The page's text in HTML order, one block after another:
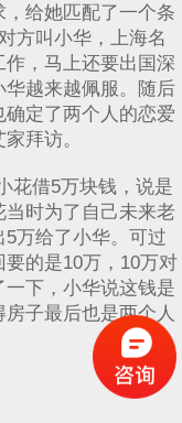
给她匹配了一个条
方叫小华，上海名
，马上还要出国深
越来越佩服。随后
定了两个人的恋爱
拜访。
借5万块钱，说是
时为了自己未来老
万给了小华。可过
的是10万，10万对
下，小华说这钱是
子最后也是两个人